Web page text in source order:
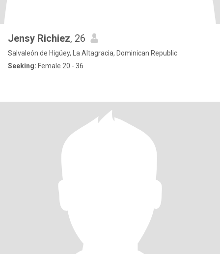
Jensy Richiez, 26
Salvaleón de Higüey, La Altagracia, Dominican Republic
Seeking: Female 20 - 36